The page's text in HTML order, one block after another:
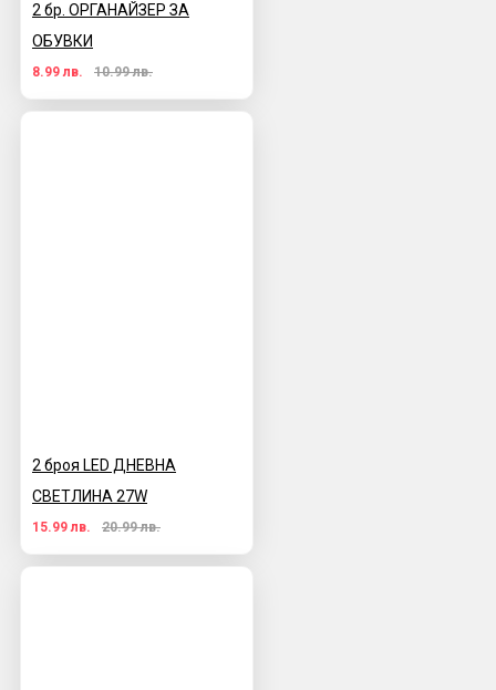
2 бр. ОРГАНАЙЗЕР ЗА
ОБУВКИ
8.99 лв. 10.99 лв.
2 броя LED ДНЕВНА
СВЕТЛИНА 27W
15.99 лв. 20.99 лв.